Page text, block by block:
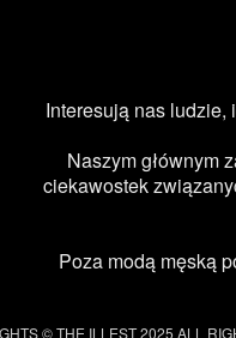
Interesują nas ludzie,
Naszym głównym
ciekawostek
Poza modą męską
© THE ILLEST 2025 ALL